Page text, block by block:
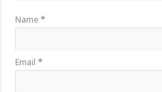
Name*
Email*